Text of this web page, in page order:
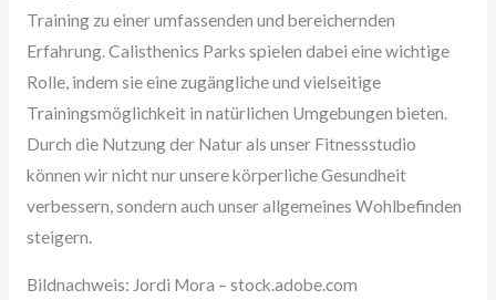
Training zu einer umfassenden und bereichernden
Erfahrung. Calisthenics Parks spielen dabei eine wichtige
Rolle, indem sie eine zugängliche und vielseitige
Trainingsmöglichkeit in natürlichen Umgebungen bieten.
Durch die Nutzung der Natur als unser Fitnessstudio
können wir nicht nur unsere körperliche Gesundheit
verbessern, sondern auch unser allgemeines Wohlbefinden
steigern.
Bildnachweis: Jordi Mora – stock.adobe.com